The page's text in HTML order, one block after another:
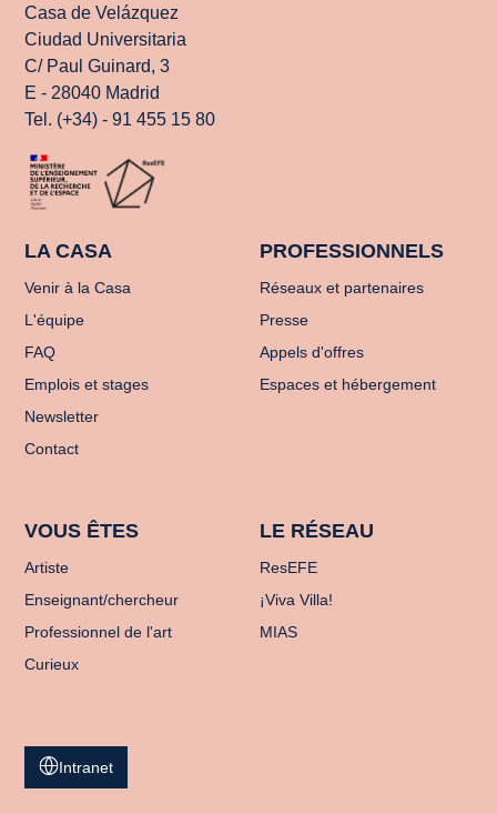
Casa de Velázquez
Ciudad Universitaria
C/ Paul Guinard, 3
E - 28040 Madrid
Tel. (+34) - 91 455 15 80
LA CASA
Venir à la Casa
L'équipe
FAQ
Emplois et stages
Newsletter
Contact
PROFESSIONNELS
Réseaux et partenaires
Presse
Appels d'offres
Espaces et hébergement
VOUS ÊTES
Artiste
Enseignant/chercheur
Professionnel de l'art
Curieux
LE RÉSEAU
ResEFE
¡Viva Villa!
MIAS
Intranet